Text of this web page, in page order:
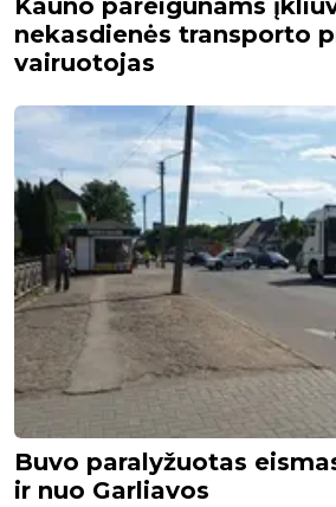
Kauno pareigūnams
nekasdienės transporto
vairuotojas
Buvo paralyžuotas
ir nuo Garliavos